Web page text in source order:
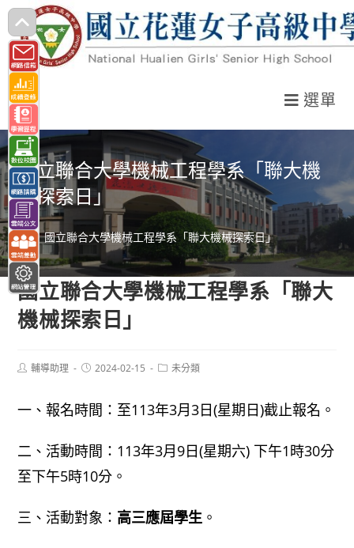
跳
轉
至
主
要
內
容
選單
國立聯合大學機械工程學系「聯大機
械探索日」
> 國立聯合大學機械工程學系「聯大機械探索日」
國立聯合大學機械工程學系「聯大
機械探索日」
Post輔導助理
Post2024-02-15
Post未分類
一、報名時間：至113年3月3日(星期日)截止報名。
二、活動時間：113年3月9日(星期六) 下午1時30分
至下午5時10分。
三、活動對象： 高三應屆學生 。